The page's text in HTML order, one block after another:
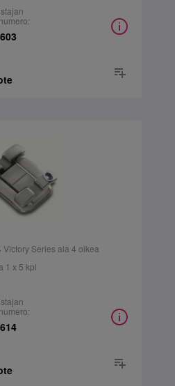
Series ala 4 oikea
1 x 5 kpl